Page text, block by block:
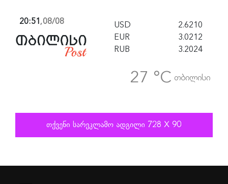
20:51,08/08 USD
2.6210
EUR
3.0212
RUB
3.2024
27 °C თბილისი